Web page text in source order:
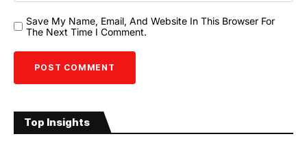
Save My Name, Email, And Website In This Browser For
The Next Time I Comment.
Top Insights